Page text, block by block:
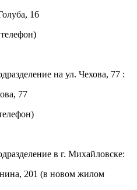
16
на ул. Чехова, 77 :
77
в г. Михайловске:
201 (в новом жилом